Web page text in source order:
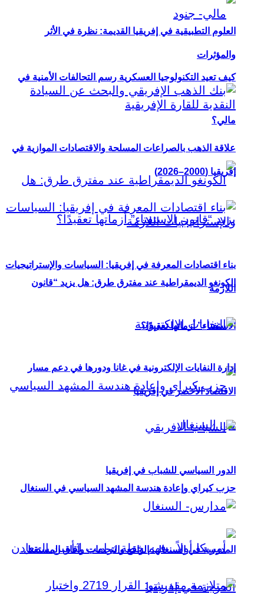
كيف تعيد التكنولوجيا العسكرية رسم التحالفات الأمنية في
مالي؟
الكونغو الديمقراطية عند مفترق طرق: هل يزيد “قانون
الاستفتاء” أزماتها تعقيدًا؟
حزب كيراي وإعادة هندسة المشهد السياسي في السنغال
العلوم التطبيقية في إفريقيا القديمة: نظرة في الأثر
والمؤثرات
علاقة الذهب بالصراعات المسلحة والاقتصادات الموازية في
إفريقيا (2000–2026)
بناء اقتصادات المعرفة في إفريقيا: السياسات والإستراتيجيات
اللازمة
إدارة النفايات الإلكترونية في غانا ودورها في دعم مسار
الاقتصاد الأخضر في إفريقيا
الدور السياسي للشباب في إفريقيا
المدرسة في السنغال: الواقع والتحديات وآفاق المستقبل